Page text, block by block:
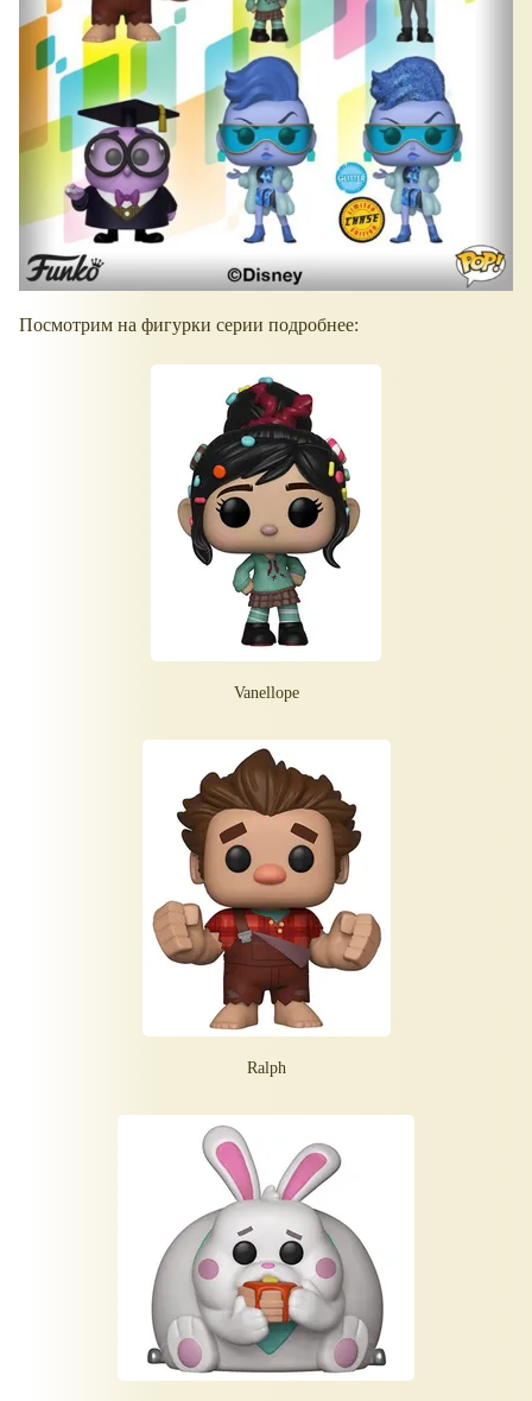
Посмотрим на фигурки серии подробнее:
Vanellope
Ralph